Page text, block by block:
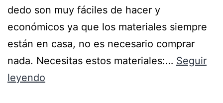
dedo son muy fáciles de hacer y
económicos ya que los materiales siempre
están en casa, no es necesario comprar
nada. Necesitas estos materiales:… Seguir
leyendo